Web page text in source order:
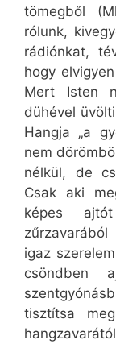
tömegből
rólunk,
rádiónkat,
hogy
Mert Isten
dühével
Hangja „a
nem
nélkül, de
Csak aki
képes
igaz
csöndben
tisztítsa